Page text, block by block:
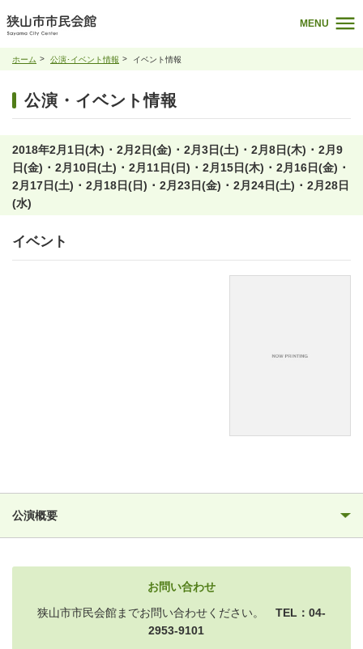
MENU
ホーム 公演･イベント情報 イベント情報
公演・イベント情報
2018年2月1日(木) ･ 2月2日(金) ･ 2月3日(土) ･ 2月8日(木) ･ 2月9
日(金) ･ 2月10日(土) ･ 2月11日(日) ･ 2月15日(木) ･ 2月16日(金) ･
2月17日(土) ･ 2月18日(日) ･ 2月23日(金) ･ 2月24日(土) ･ 2月28日
(水)
イベント
公演概要
お問い合わせ
狭山市市民会館までお問い合わせください。 TEL：04-
2953-9101